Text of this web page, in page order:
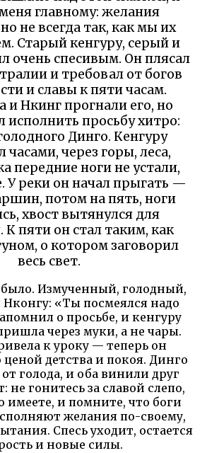
главному: желания
не всегда так, как мы их
Старый кенгуру, серый и
очень спесивым. Он плясал
и требовал от богов
и славы к пяти часам.
и Нкинг прогнали его, но
просьбу хитро:
Динго. Кенгуру
часами, через горы, леса,
передние ноги не устали,
У реки он начал прыгать —
потом на пять, ноги
хвост вытянулся для
К пяти он стал таким, как
о котором заговорил
весь свет.
Измученный, голодный,
Нконгу: «Ты посмеялся надо
о просьбе, и кенгуру
через муки, а не чары.
к уроку — теперь он
детства и покоя. Динго
голода, и оба винили друг
не гонитесь за славой слепо,
имеете, и помните, что боги
желания по-своему,
Спесь уходит, остается
и новые силы.